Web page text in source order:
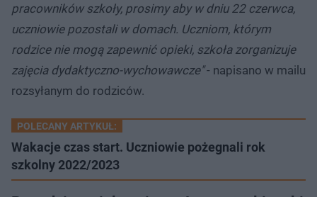
pracowników szkoły, prosimy aby w dniu 22 czerwca,
uczniowie pozostali w domach. Uczniom, którym
rodzice nie mogą zapewnić opieki, szkoła zorganizuje
zajęcia dydaktyczno-wychowawcze"- napisano w mailu
rozsyłanym do rodziców.
POLECANY ARTYKUŁ:
Wakacje czas start. Uczniowie pożegnali rok
szkolny 2022/2023